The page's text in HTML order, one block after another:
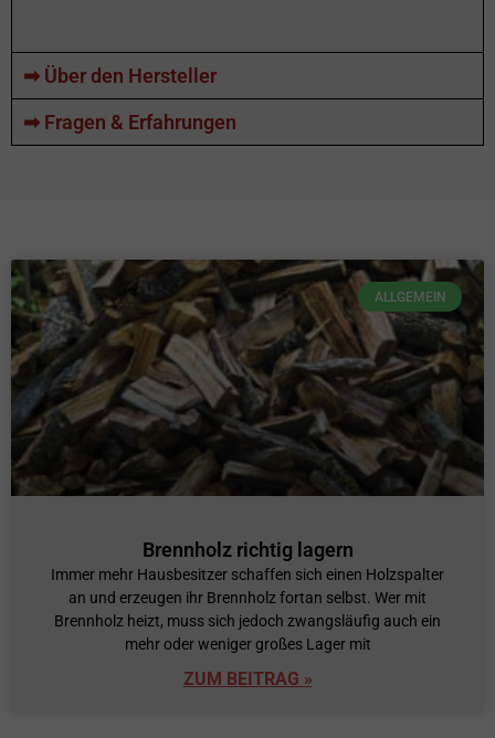
➡ Über den Hersteller
➡ Fragen & Erfahrungen
ALLGEMEIN
Brennholz richtig lagern
Immer mehr Hausbesitzer schaffen sich einen Holzspalter
an und erzeugen ihr Brennholz fortan selbst. Wer mit
Brennholz heizt, muss sich jedoch zwangsläufig auch ein
mehr oder weniger großes Lager mit
ZUM BEITRAG »